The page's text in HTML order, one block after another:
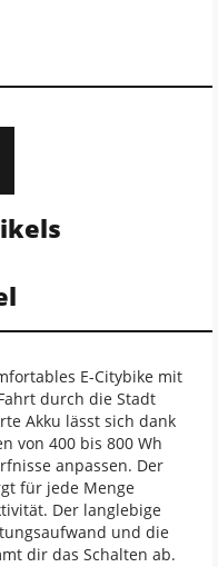
E-Citybike mit
durch die Stadt
Akku lässt sich dank
von 400 bis 800 Wh
anpassen. Der
für jede Menge
Der langlebige
und die
dir das Schalten ab.